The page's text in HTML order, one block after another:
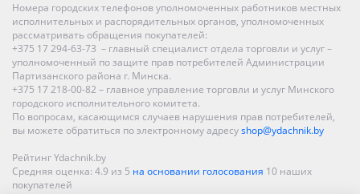
Номера городских телефонов уполномоченных работников местных
исполнительных и распорядительных органов, уполномоченных
рассматривать обращения покупателей:
+375 17 294-63-73 – главный специалист отдела торговли и услуг –
уполномоченный по защите прав потребителей Администрации
Партизанского района г. Минска.
+375 17 218-00-82 – главное управление торговли и услуг Минского
городского исполнительного комитета.
По вопросам, касающимся случаев нарушения прав потребителей,
вы можете обратиться по электронному адресуshop@ydachnik.by
Рейтинг Ydachnik.by
Средняя оценка: 4.9 из 5 на основании голосования 10 наших
покупателей